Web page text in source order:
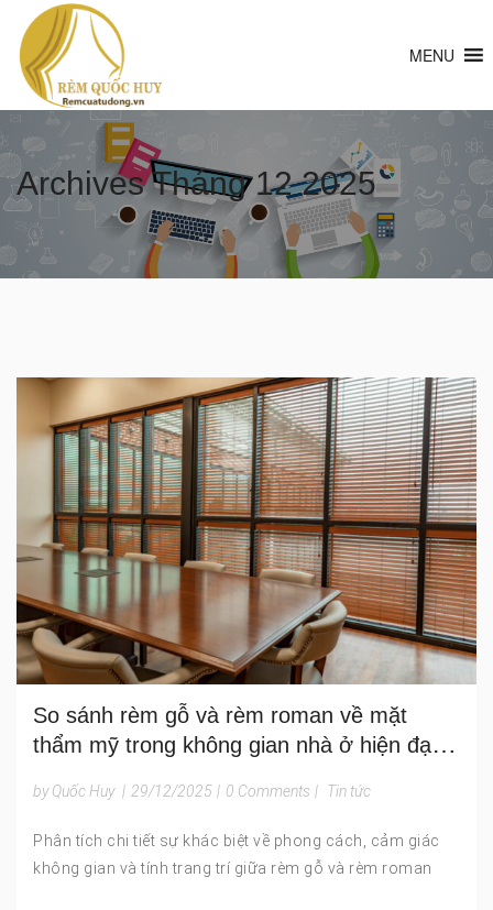
MENU
ArchivesTháng 12 2025
So sánh rèm gỗ và rèm roman về mặt
thẩm mỹ trong không gian nhà ở hiện đại
by Quốc Huy | 29/12/2025 | 0 Comments | Tin tức
Phân tích chi tiết sự khác biệt về phong cách, cảm giác
không gian và tính trang trí giữa rèm gỗ và rèm roman